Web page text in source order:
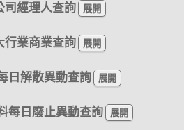
司經理人查詢
行業商業查詢
日解散異動查詢
每日廢止異動查詢